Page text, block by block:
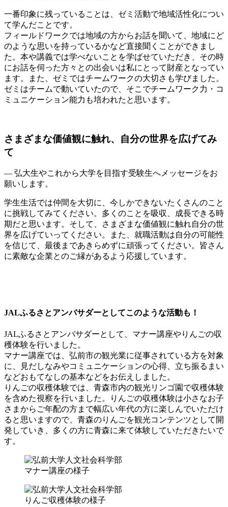
一番印象に残っていることは、ゼミ活動で地域活性化につい
て学んだことです。
フィールドワークでは地域の方からお話を聞いて、地域にど
のような思いを持っているかなど直接聞くことができまし
た。本や講義では学べないことを学ばせていただき、その時
にお話を伺った方々との出会いは私にとって財産となってい
ます。また、ゼミではチームワークの大切さも学びました。
ゼミはチームで動いていたので、そこでチームワーク力・コ
ミュニケーション能力も培われたと思います。
さまざまな価値観に触れ、自分の世界を広げてみ
て
— 弘大生やこれから大学を目指す受験生へメッセージをお
願いします。
学生生活では仲間を大切に、今しかできないたくさんのこと
に挑戦してみてください。多くのことを吸収、成長できる時
期だと思います。そして、さまざまな価値観に触れ自分の世
界を広げていってください。また、就職活動は自分の可能性
を信じて、最後まであきらめずに頑張ってください。皆さん
に素敵な企業とのご縁があるよう応援しています。
JALふるさとアンバサダーとしてこのような活動も！
JALふるさとアンバサダーとして、マナー講座やりんごの収
穫体験を行いました。
マナー講座では、弘前市の観光業に従事されている方を対象
に、見だしなみやコミュニケーションの心得、立ち振るまい
などおもてなしの基本などをお伝えしました。
りんごの収穫体験では、青森市内の観光リンゴ園で収穫体験
を含めた視察を行いました。りんごの収穫体験は小さなお子
さまからご年配の方まで幅広い年代の方に楽しんでいただけ
ると思いますので、青森のりんごを観光コンテンツとして開
発していき、多くの方に青森に来て体験していただきたいで
す。
マナー講座の様子
りんご収穫体験の様子